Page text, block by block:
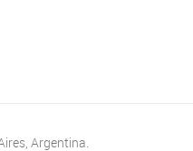
Argentina.